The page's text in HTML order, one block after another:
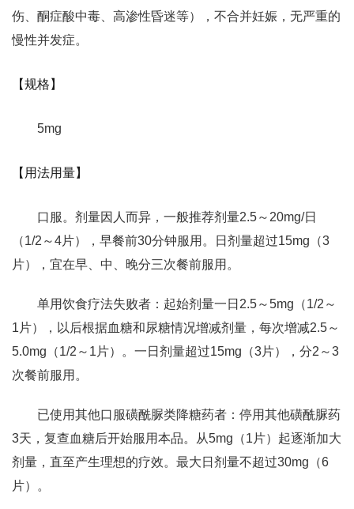
伤、酮症酸中毒、高渗性昏迷等），不合并妊娠，无严重的
慢性并发症。
【规格】
5mg
【用法用量】
口服。剂量因人而异，一般推荐剂量2.5～20mg/日
（1/2～4片），早餐前30分钟服用。日剂量超过15mg（3
片），宜在早、中、晚分三次餐前服用。
单用饮食疗法失败者：起始剂量一日2.5～5mg（1/2～
1片），以后根据血糖和尿糖情况增减剂量，每次增减2.5～
5.0mg（1/2～1片）。一日剂量超过15mg（3片），分2～3
次餐前服用。
已使用其他口服磺酰脲类降糖药者：停用其他磺酰脲药
3天，复查血糖后开始服用本品。从5mg（1片）起逐渐加大
剂量，直至产生理想的疗效。最大日剂量不超过30mg（6
片）。